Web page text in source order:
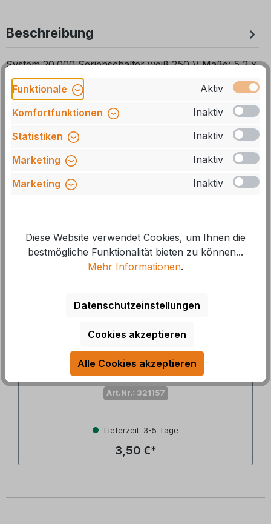
Beschreibung
System 20.000 Serienschalter weiß 250 V Maße: 5,2 x
5,2 x 2,1 cm
Produktgalerie überspringen
Schalter/Taster, schwarz
Art.Nr.: 321157
Lieferzeit: 3-5 Tage
3,50 €*
Funktionale
Aktiv
Komfortfunktionen
Inaktiv
Statistiken
Inaktiv
Marketing
Inaktiv
Marketing
Inaktiv
Diese Website verwendet Cookies, um Ihnen die
bestmögliche Funktionalität bieten zu können...
Mehr Informationen.
Datenschutzeinstellungen
Cookies akzeptieren
Alle Cookies akzeptieren